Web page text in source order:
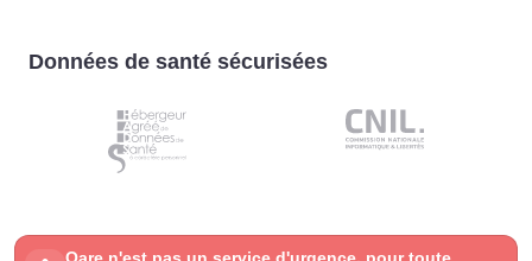
Données de santé sécurisées